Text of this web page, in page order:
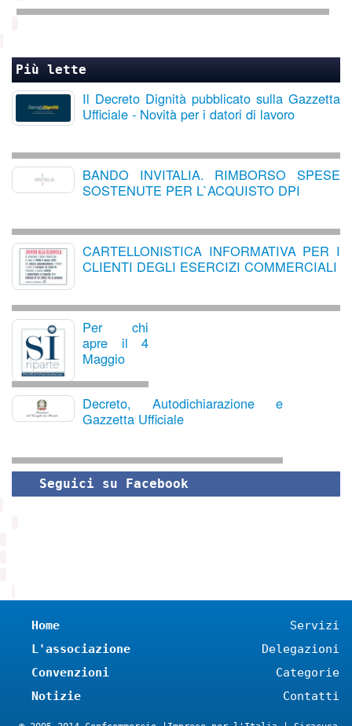
Più lette
Il Decreto Dignità pubblicato sulla Gazzetta
Ufficiale - Novità per i datori di lavoro
BANDO INVITALIA. RIMBORSO SPESE
SOSTENUTE PER L`ACQUISTO DPI
CARTELLONISTICA INFORMATIVA PER I
CLIENTI DEGLI ESERCIZI COMMERCIALI
Per chi
apre il 4
Maggio
Decreto, Autodichiarazione e
Gazzetta Ufficiale
Seguici su Facebook
Home
L'associazione
Convenzioni
Notizie
Servizi
Delegazioni
Categorie
Contatti